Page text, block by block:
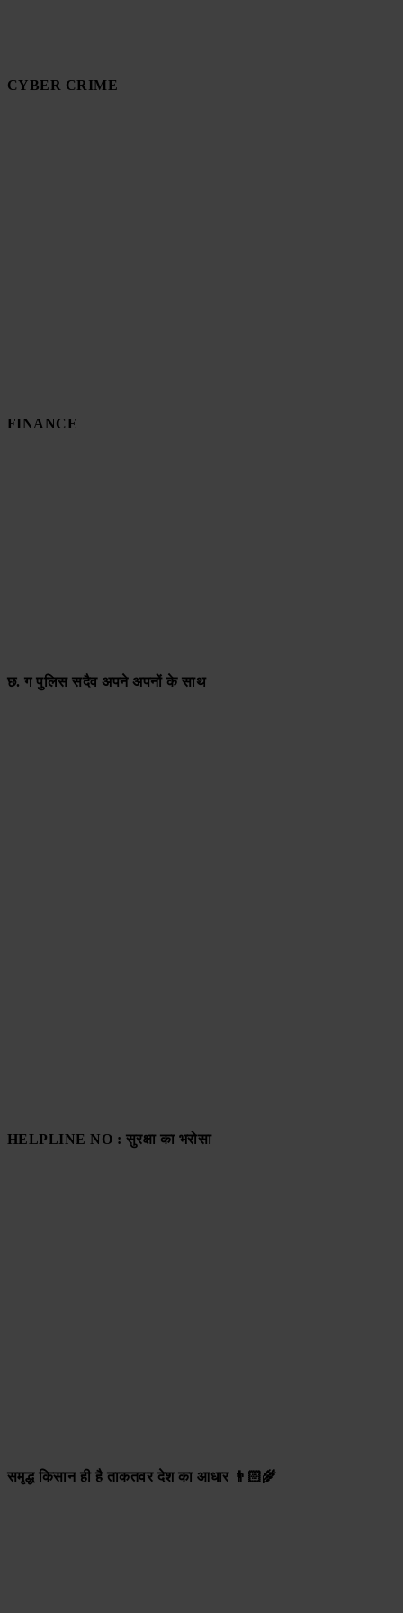
CYBER CRIME
FINANCE
छ. ग पुलिस सदैव अपने अपनों के साथ
HELPLINE NO : सुरक्षा का भरोसा
समृद्ध किसान ही है ताकतवर देश का आधार 👨🏻‍🌾